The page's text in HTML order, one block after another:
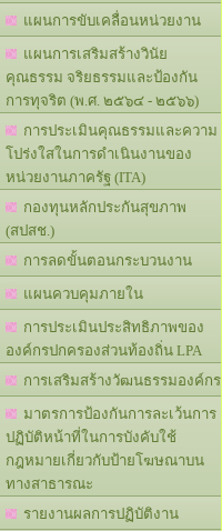
แผนการขับเคลื่อนหน่วยงาน
แผนการเสริมสร้างวินัย
คุณธรรม จริยธรรมและป้องกัน
การทุจริต (พ.ศ. ๒๕๖๔ - ๒๕๖๖)
การประเมินคุณธรรมและความ
โปร่งใสในการดำเนินงานของ
หน่วยงานภาครัฐ (ITA)
กองทุนหลักประกันสุขภาพ
(สปสช.)
การลดขั้นตอนกระบวนงาน
แผนควบคุมภายใน
การประเมินประสิทธิภาพของ
องค์กรปกครองส่วนท้องถิ่น LPA
การเสริมสร้างวัฒนธรรมองค์กร
มาตรการป้องกันการละเว้นการ
ปฏิบัติหน้าที่ในการบังคับใช้
กฎหมายเกี่ยวกับป้ายโฆษณาบน
ทางสาธารณะ
รายงานผลการปฏิบัติงาน